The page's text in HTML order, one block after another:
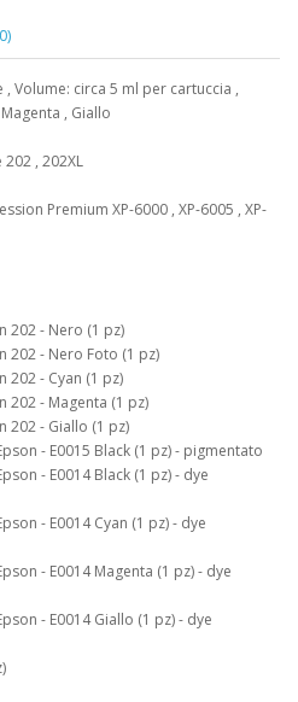
Volume: circa 5 ml per cartuccia ,
, Giallo
, 202XL
Premium XP-6000 , XP-6005 , XP-
202 - Nero (1 pz)
202 - Nero Foto (1 pz)
202 - Cyan (1 pz)
202 - Magenta (1 pz)
202 - Giallo (1 pz)
- E0015 Black (1 pz) - pigmentato
- E0014 Black (1 pz) - dye
- E0014 Cyan (1 pz) - dye
- E0014 Magenta (1 pz) - dye
- E0014 Giallo (1 pz) - dye